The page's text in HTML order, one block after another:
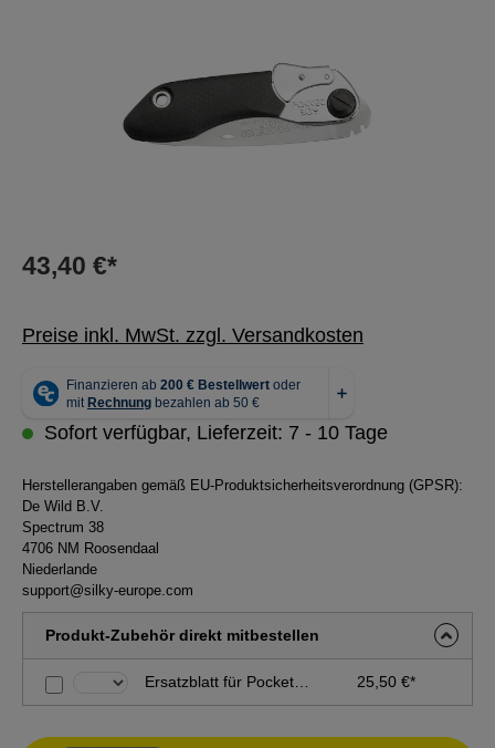
43,40 €*
Preise inkl. MwSt. zzgl. Versandkosten
Sofort verfügbar, Lieferzeit: 7 - 10 Tage
Herstellerangaben gemäß EU-Produktsicherheitsverordnung (GPSR):
De Wild B.V.
Spectrum 38
4706 NM Roosendaal
Niederlande
support@silky-europe.com
Produkt-Zubehör direkt mitbestellen
25,50 €*